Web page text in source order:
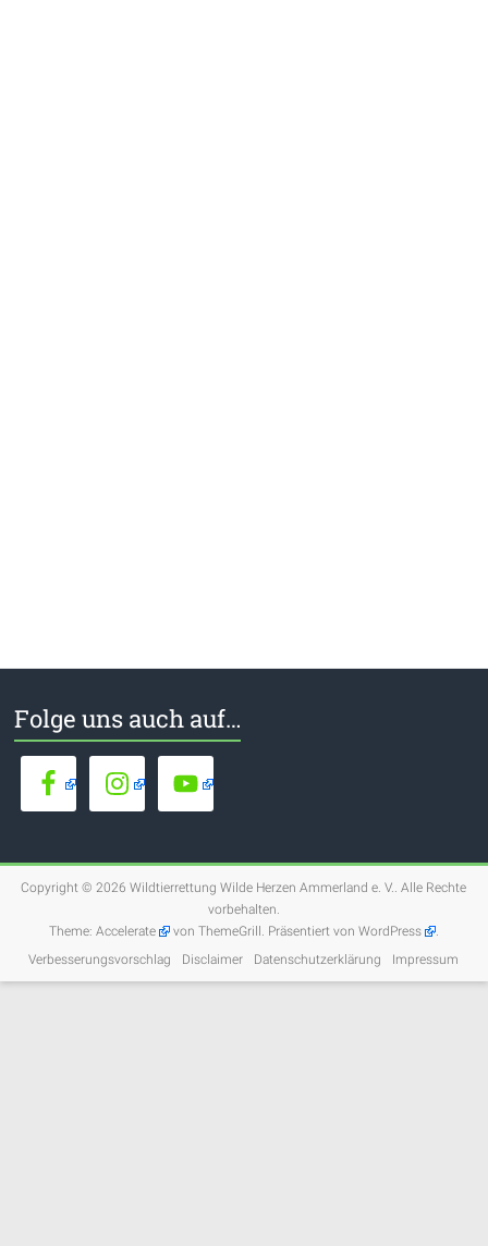
Folge uns auch auf…
Copyright © 2026Wildtierrettung Wilde Herzen Ammerland e. V. . Alle Rechte
vorbehalten.
Theme: Accelerate von ThemeGrill. Präsentiert von WordPress
.
Verbesserungsvorschlag
Disclaimer Datenschutzerklärung Impressum